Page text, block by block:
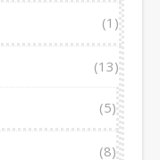
(1)
(13)
(5)
(8)